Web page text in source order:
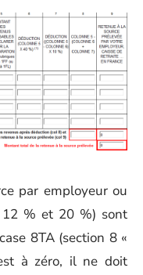
par employeur ou
% et 20 %) sont
8TA (section 8 «
à zéro, il ne doit